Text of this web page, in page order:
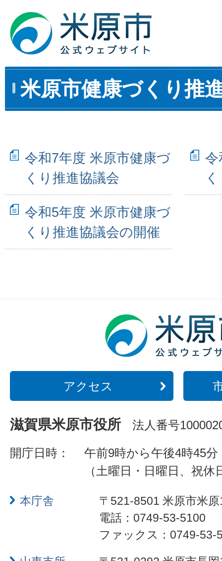
米原市健康づくり推
令和7年度 米原市健康づ
くり推進協議会
令
令和5年度 米原市健康づ
くり推進協議会の開催
アクセス
滋賀県米原市役所 法人番号
開庁日時：
午前9時から午後4時45分
（土曜日・日曜日、祝
本庁舎
〒521-8501 米原市米
電話：0749-53-5100
ファックス：0749-53-